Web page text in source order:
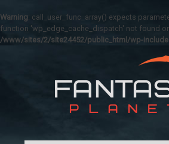
Warning: call_user_func_array() expects
function 'wp_edge_cache_dispatch' not found
/www/sites/2/site24452/public_html/wp-